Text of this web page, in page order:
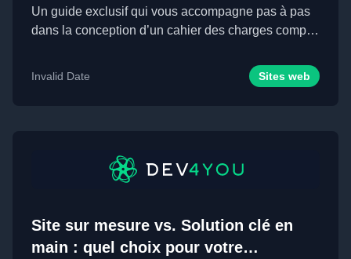
Un guide exclusif qui vous accompagne pas à pas
dans la conception d’un cahier des charges complet
Invalid Date Sites web
Site sur mesure vs. Solution clé en
main : quel choix pour votre